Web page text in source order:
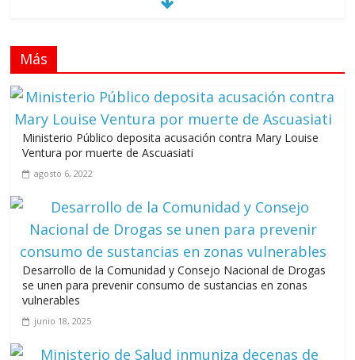
Llevar los Juegos XXV Juegos Centroamericanos
y del Caribe a las plazas y parques del país
A 67 años de la gesta de Constanza,
Leonel Fernández y la última oportunidad de los políticos de
carrera
Más
Ministerio Público deposita acusación contra Mary Louise
Ventura por muerte de Ascuasiati
agosto 6, 2022
Desarrollo de la Comunidad y Consejo Nacional de Drogas
se unen para prevenir consumo de sustancias en zonas
vulnerables
junio 18, 2025